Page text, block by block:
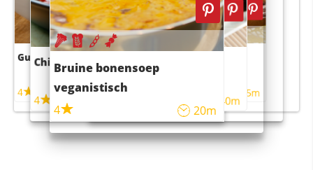
Guacamole
4
Chili con carne
4 45m
Bruine bonensoep
veganistisch
4
20m
Sushi rijstsalade
maaltijdsalade
40m
4 55m